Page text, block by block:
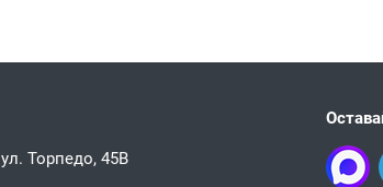
ул. Торпедо, 45В